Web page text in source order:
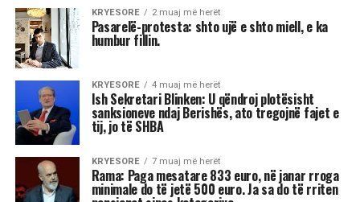
KRYESORE 2 muaj më herët
Pasarelë-protesta: shto ujë e shto miell, e ka
humbur fillin.
KRYESORE 4 muaj më herët
Ish Sekretari Blinken: U qëndroj plotësisht
sanksioneve ndaj Berishës, ato tregojnë fajet e
tij, jo të SHBA
KRYESORE 7 muaj më herët
Rama: Paga mesatare 833 euro, në janar rroga
minimale do të jetë 500 euro. Ja sa do të rriten